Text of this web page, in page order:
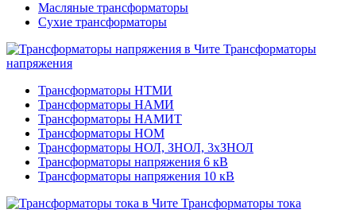
Масляные трансформаторы
Сухие трансформаторы
Трансформаторы
напряжения
Трансформаторы НТМИ
Трансформаторы НАМИ
Трансформаторы НАМИТ
Трансформаторы НОМ
Трансформаторы НОЛ, ЗНОЛ, 3хЗНОЛ
Трансформаторы напряжения 6 кВ
Трансформаторы напряжения 10 кВ
Трансформаторы тока